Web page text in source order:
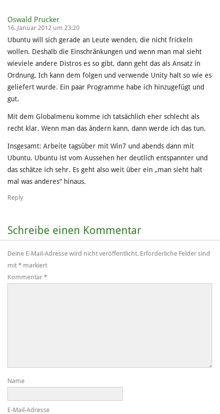
Oswald Prucker
16. Januar 2012 um 23:20
Ubuntu will sich gerade an Leute wenden, die nicht frickeln
wollen. Deshalb die Einschränkungen und wenn man mal sieht
wieviele andere Distros es so gibt, dann geht das als Ansatz in
Ordnung. Ich kann dem folgen und verwende Unity halt so wie es
geliefert wurde. Ein paar Programme habe ich hinzugefügt und
gut.
Mit dem Globalmenu komme ich tatsächlich eher schlecht als
recht klar. Wenn man das ändern kann, dann werde ich das tun.
Insgesamt: Arbeite tagsüber mit Win7 und abends dann mit
Ubuntu. Ubuntu ist vom Aussehen her deutlich entspannter und
das schätze ich sehr. Es geht also weit über ein „man sieht halt
mal was anderes“ hinaus.
Reply
Schreibe einen Kommentar
Deine E-Mail-Adresse wird nicht veröffentlicht. Erforderliche Felder sind
mit * markiert
Kommentar *
Name
E-Mail-Adresse